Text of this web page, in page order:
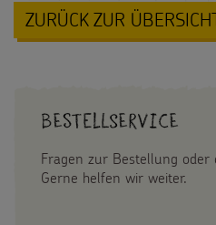
Spendenmöglichkeiten
Anlassspenden
Videos
Spiele
Werde Sternsinger!
Kontakt
SHOP
Suche
Suchbegriff
ZURÜCK ZUR
Bestellservice
Fragen zur Bestellung oder
Gerne helfen wir weiter.